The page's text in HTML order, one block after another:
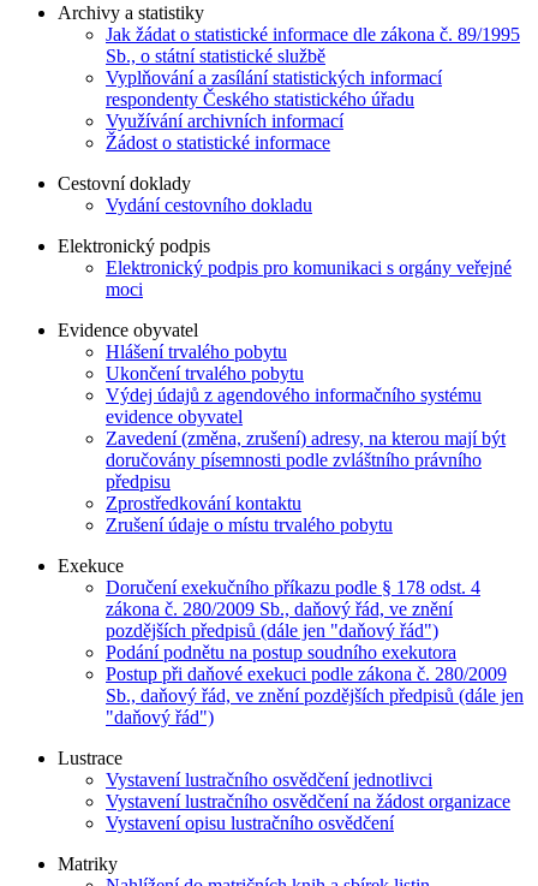
Archivy a statistiky
Jak žádat o statistické informace dle zákona č. 89/1995
Sb., o státní statistické službě
Vyplňování a zasílání statistických informací
respondenty Českého statistického úřadu
Využívání archivních informací
Žádost o statistické informace
Cestovní doklady
Vydání cestovního dokladu
Elektronický podpis
Elektronický podpis pro komunikaci s orgány veřejné
moci
Evidence obyvatel
Hlášení trvalého pobytu
Ukončení trvalého pobytu
Výdej údajů z agendového informačního systému
evidence obyvatel
Zavedení (změna, zrušení) adresy, na kterou mají být
doručovány písemnosti podle zvláštního právního
předpisu
Zprostředkování kontaktu
Zrušení údaje o místu trvalého pobytu
Exekuce
Doručení exekučního příkazu podle § 178 odst. 4
zákona č. 280/2009 Sb., daňový řád, ve znění
pozdějších předpisů (dále jen "daňový řád")
Podání podnětu na postup soudního exekutora
Postup při daňové exekuci podle zákona č. 280/2009
Sb., daňový řád, ve znění pozdějších předpisů (dále jen
"daňový řád")
Lustrace
Vystavení lustračního osvědčení jednotlivci
Vystavení lustračního osvědčení na žádost organizace
Vystavení opisu lustračního osvědčení
Matriky